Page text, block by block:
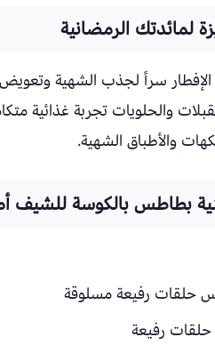
لمائدتك الرمضانية
الإفطار سراً لجذب الشهية
والحلويات تجربة غذائية
والأطباق الشهية.
بطاطس بالكوسة للشيف
حلقات رفيعة مسلوقة
رفيعة